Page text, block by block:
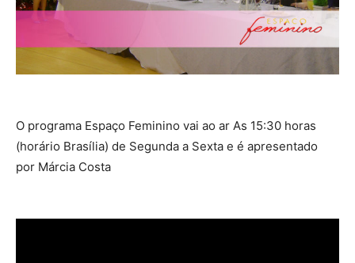
O programa Espaço Feminino vai ao ar As 15:30 horas
(horário Brasília) de Segunda a Sexta e é apresentado
por Márcia Costa